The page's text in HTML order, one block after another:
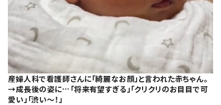
産婦人科で看護師さんに「綺麗なお顔」と言われた赤ちゃん。
→成長後の姿に…「将来有望すぎる」「クリクリのお目目で可
愛い」「渋い～！」